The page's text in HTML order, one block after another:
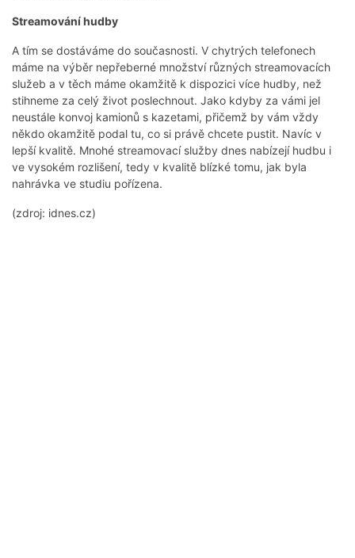
Streamování hudby
A tím se dostáváme do současnosti. V chytrých telefonech
máme na výběr nepřeberné množství různých streamovacích
služeb a v těch máme okamžitě k dispozici více hudby, než
stihneme za celý život poslechnout. Jako kdyby za vámi jel
neustále konvoj kamionů s kazetami, přičemž by vám vždy
někdo okamžitě podal tu, co si právě chcete pustit. Navíc v
lepší kvalitě. Mnohé streamovací služby dnes nabízejí hudbu i
ve vysokém rozlišení, tedy v kvalitě blízké tomu, jak byla
nahrávka ve studiu pořízena.
(zdroj: idnes.cz)